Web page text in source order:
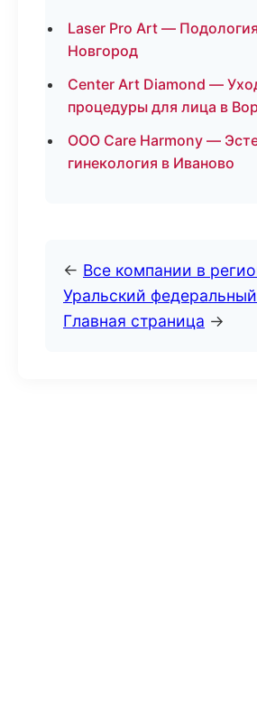
Laser Pro Art —
Новгород
Center Art Diamond —
процедуры для лица в
ООО Care Harmony —
гинекология в Иваново
← Все компании в
Уральский
Главная страница →